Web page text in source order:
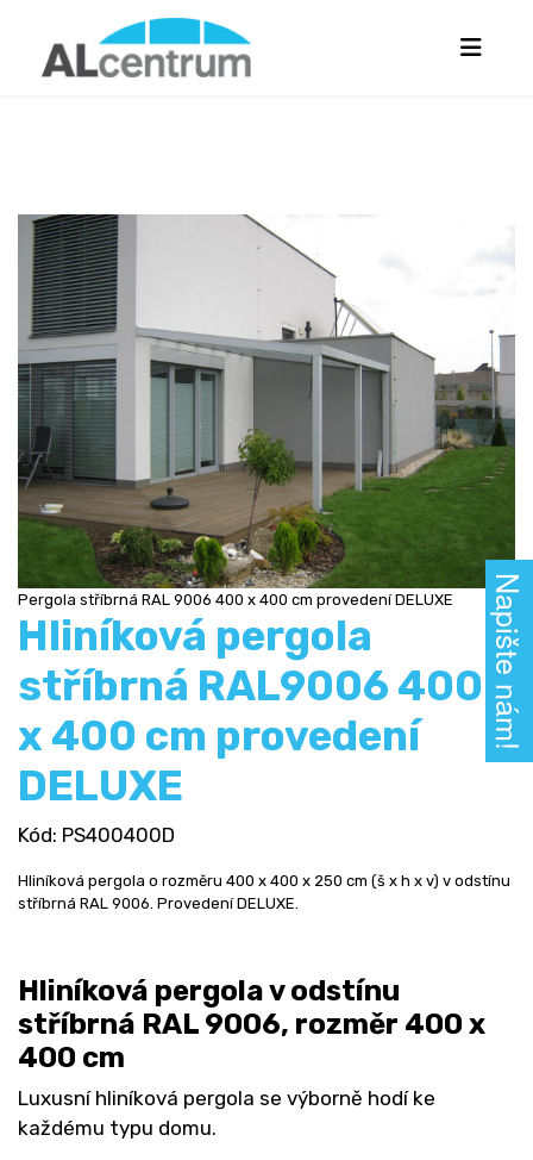
Pergola stříbrná RAL 9006 400 x 400 cm provedení DELUXE
Hliníková pergola
stříbrná RAL9006 400
x 400 cm provedení
DELUXE
Kód: PS400400D
Hliníková pergola o rozměru 400 x 400 x 250 cm (š x h x v) v odstínu
stříbrná RAL 9006. Provedení DELUXE.
Hliníková pergola v odstínu
stříbrná RAL 9006, rozměr 400 x
400 cm
Luxusní hliníková pergola se výborně hodí ke
každému typu domu.
Napište nám!